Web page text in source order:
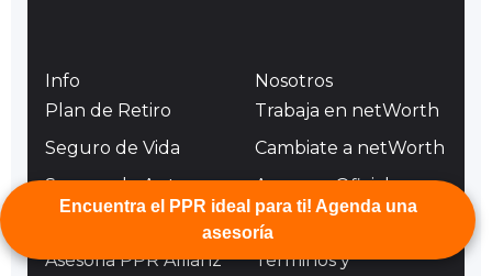
Encuentra el PPR ideal para ti! Agenda una
asesoría
Info
Plan de Retiro
Seguro de Vida
Seguro de Auto
Asesoria PPR Allianz
Nosotros
Trabaja en netWorth
Cambiate a netWorth
Asesores Oficiales
Aviso de Privacidad
Terminos y